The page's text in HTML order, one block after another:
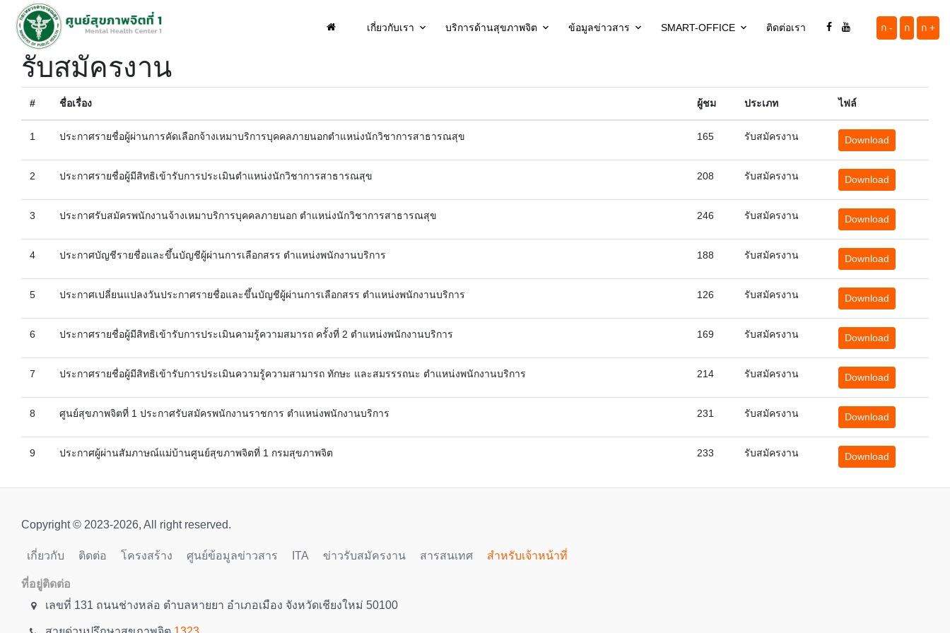
เกี่ยวกับเรา บริการด้านสุขภาพจิต ข้อมูลข่าวสาร SMART-OFFICE ติดต่อเรา ก - ก ก +
รับสมัครงาน
# ชื่อเรื่อง ผู้ชม ประเภท ไฟล์
1 ประกาศรายชื่อผู้ผ่านการคัดเลือกจ้างเหมาบริการบุคคลภายนอกตำแหน่งนักวิชาการสาธารณสุข 165 รับสมัครงาน Download
2 ประกาศรายชื่อผู้มีสิทธิเข้ารับการประเมินตำแหน่งนักวิชาการสาธารณสุข 208 รับสมัครงาน Download
3 ประกาศรับสมัครพนักงานจ้างเหมาบริการบุคคลภายนอก ตำแหน่งนักวิชาการสาธารณสุข 246 รับสมัครงาน Download
4 ประกาศบัญชีรายชื่อและขึ้นบัญชีผู้ผ่านการเลือกสรร ตำแหน่งพนักงานบริการ 188 รับสมัครงาน Download
5 ประกาศเปลี่ยนแปลงวันประกาศรายชื่อและขึ้นบัญชีผู้ผ่านการเลือกสรร ตำแหน่งพนักงานบริการ 126 รับสมัครงาน Download
6 ประกาศรายชื่อผู้มีสิทธิเข้ารับการประเมินคามรู้ความสมารถ ครั้งที่ 2 ตำแหน่งพนักงานบริการ 169 รับสมัครงาน Download
7 ประกาศรายชื่อผู้มีสิทธิเข้ารับการประเมินความรู้ความสามารถ ทักษะ และสมรรรถนะ ตำแหน่งพนักงานบริการ 214 รับสมัครงาน Download
8 ศูนย์สุขภาพจิตที่ 1 ประกาศรับสมัครพนักงานราชการ ตำแหน่งพนักงานบริการ 231 รับสมัครงาน Download
9 ประกาศผู้ผ่านสัมภาษณ์แม่บ้านศูนย์สุขภาพจิตที่ 1 กรมสุขภาพจิต 233 รับสมัครงาน Download
Copyright © 2023-2026, All right reserved.
เกี่ยวกับ ติดต่อ โครงสร้าง ศูนย์ข้อมูลข่าวสาร ITA ข่าวรับสมัครงาน สารสนเทศ สำหรับเจ้าหน้าที่
ที่อยู่ติดต่อ
เลขที่ 131 ถนนช่างหล่อ ตำบลหายยา อำเภอเมือง จังหวัดเชียงใหม่ 50100